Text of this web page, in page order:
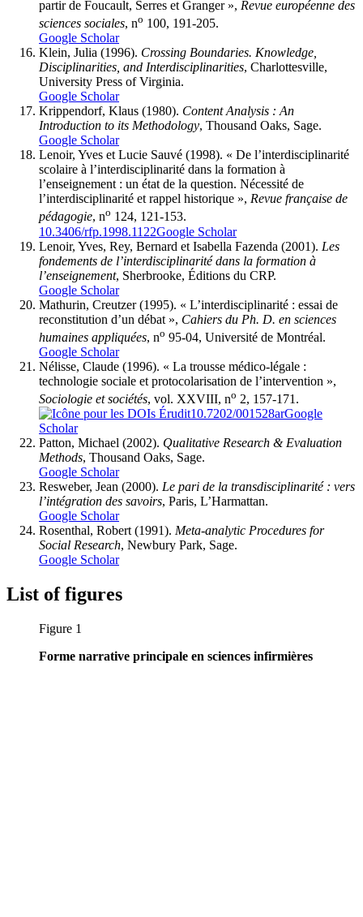
partir de Foucault, Serres et Granger », Revue européenne des
sciences sociales, no 100, 191-205.
Google Scholar
Klein, Julia (1996). Crossing Boundaries. Knowledge,
Disciplinarities, and Interdisciplinarities, Charlottesville,
University Press of Virginia.
Google Scholar
Krippendorf, Klaus (1980). Content Analysis : An
Introduction to its Methodology, Thousand Oaks, Sage.
Google Scholar
Lenoir, Yves et Lucie Sauvé (1998). « De l’interdisciplinarité
scolaire à l’interdisciplinarité dans la formation à
l’enseignement : un état de la question. Nécessité de
l’interdisciplinarité et rappel historique », Revue française de
pédagogie, no 124, 121-153.
10.3406/rfp.1998.1122Google Scholar
Lenoir, Yves, Rey, Bernard et Isabella Fazenda (2001). Les
fondements de l’interdisciplinarité dans la formation à
l’enseignement, Sherbrooke, Éditions du CRP.
Google Scholar
Mathurin, Creutzer (1995). « L’interdisciplinarité : essai de
reconstitution d’un débat », Cahiers du Ph. D. en sciences
humaines appliquées, no 95-04, Université de Montréal.
Google Scholar
Nélisse, Claude (1996). « La trousse médico-légale :
technologie sociale et protocolarisation de l’intervention »,
Sociologie et sociétés, vol. XXVIII, no 2, 157-171.
10.7202/001528arGoogle
Scholar
Patton, Michael (2002). Qualitative Research & Evaluation
Methods, Thousand Oaks, Sage.
Google Scholar
Resweber, Jean (2000). Le pari de la transdisciplinarité : vers
l’intégration des savoirs, Paris, L’Harmattan.
Google Scholar
Rosenthal, Robert (1991). Meta-analytic Procedures for
Social Research, Newbury Park, Sage.
Google Scholar
List of figures
Figure 1
Forme narrative principale en sciences infirmières